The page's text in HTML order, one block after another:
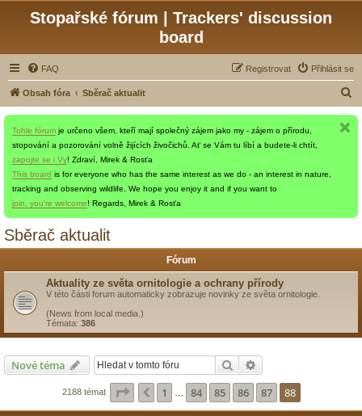
Stopařské fórum | Trackers' discussion
board
FAQ Přihlásit se
Registrovat
Obsah fóra Sběrač aktualit
Tohle fórum je určeno všem, kteří mají společný zájem jako my - zájem o přírodu,
stopování a pozorování volně žijících živočichů. Ať se Vám tu líbí a budete-li chtít,
zapojte se i Vy! Zdraví, Mirek & Rosťa
This board is for everyone who has the same interest as we do - an interest in nature,
tracking and observing wildlife. We hope you enjoy it and if you want to
join, you're welcome! Regards, Mirek & Rosťa
Sběrač aktualit
Fórum
Aktuality ze světa ornitologie a ochrany přírody
V této části forum automaticky zobrazuje novinky ze světa ornitologie.
(News from local media.)
Témata: 386
Nové téma Hledat
2188 témat Stránka 88 z88
Předchozí
1 84 85 86 87 88